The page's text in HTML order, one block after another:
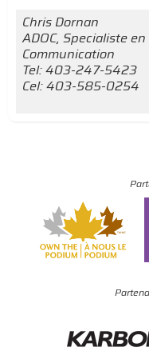
Chris Dornan
ADOC, Specialiste en
Communication
Tel: 403-247-5423
Cel: 403-585-0254